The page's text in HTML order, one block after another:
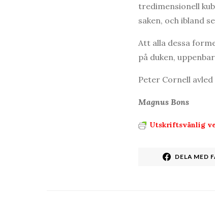
tredimensionell
saken, och ibland
Att alla dessa
på duken,
Peter Cornell
Magnus Bons
Utskriftsvänlig
DELA MED